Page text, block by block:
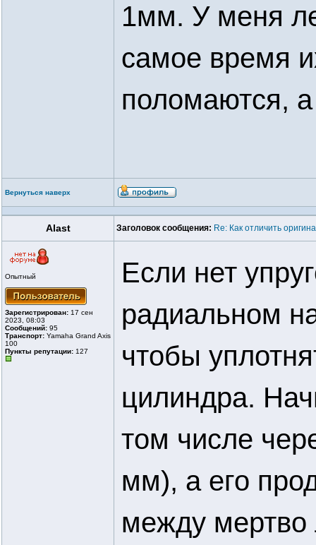
1мм. У меня
самое время
поломаются, а
Вернуться наверх
Alast Заголовок сообщения: Re: Как отличить
Опытный
Зарегистрирован: 17 сен
2023, 08:03
Сообщений: 95
Транспорт: Yamaha Grand Axis
100
Пункты репутации: 127
Если нет
радиальном
чтобы
цилиндра.
том числе
мм), а его
между